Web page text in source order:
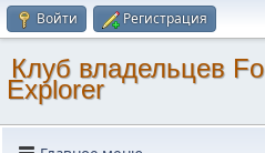
Войти Регистрация
Клуб владельцев
Explorer